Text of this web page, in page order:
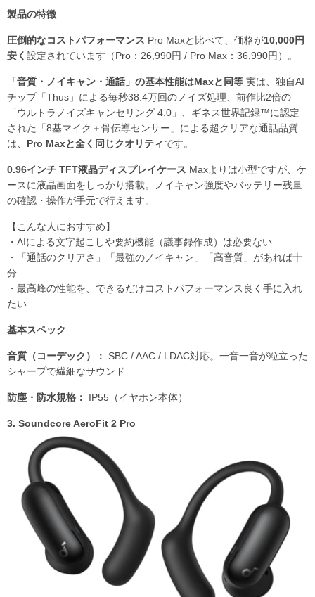
製品の特徴
圧倒的なコストパフォーマンス Pro Maxと比べて、価格が10,000円
安く 設定されています（Pro：26,990円 / Pro Max：36,990円）。
「音質・ノイキャン・通話」の基本性能はMaxと同等 実は、独自AI
チップ「Thus」による毎秒38.4万回のノイズ処理、前作比2倍の
「ウルトラノイズキャンセリング 4.0」、ギネス世界記録™に認定
された「8基マイク＋骨伝導センサー」による超クリアな通話品質
は、 Pro Maxと全く同じクオリティです。
0.96インチ TFT液晶ディスプレイケース Maxよりは小型ですが、ケ
ースに液晶画面をしっかり搭載。ノイキャン強度やバッテリー残量
の確認・操作が手元で行えます。
【こんな人におすすめ】
・AIによる文字起こしや要約機能（議事録作成）は必要ない
・「通話のクリアさ」「最強のノイキャン」「高音質」があれば十
分
・最高峰の性能を、できるだけコストパフォーマンス良く手に入れ
たい
基本スペック
音質（コーデック）：
SBC / AAC / LDAC対応。一音一音が粒立った
シャープで繊細なサウンド
防塵・防水規格： IP55（イヤホン本体）
3. Soundcore AeroFit 2 Pro